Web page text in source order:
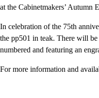
at the Cabinetmakers’ Autumn
In celebration of the 75th
the pp501 in teak. There will
numbered and featuring an
For more information and